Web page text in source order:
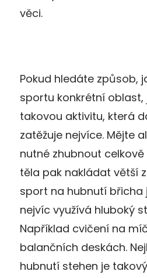
věci.
Pokud hledáte způsob,
sportu konkrétní oblast,
takovou aktivitu, která
zatěžuje nejvíce. Mějte
nutné zhubnout
těla pak nakládat větší
sport na hubnutí břicha
nejvíc využívá hluboký
Například cvičení na
balančních deskách.
hubnutí stehen je